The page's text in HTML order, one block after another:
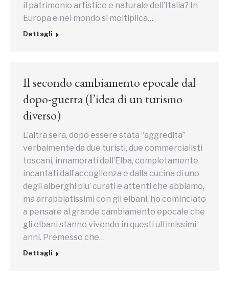
il patrimonio artistico e naturale dell’Italia? In
Europa e nel mondo si moltiplica…
Dettagli
Il secondo cambiamento epocale dal
dopo-guerra (l’idea di un turismo
diverso)
L’altra sera, dopo essere stata “aggredita”
verbalmente da due turisti, due commercialisti
toscani, innamorati dell’Elba, completamente
incantati dall’accoglienza e dalla cucina di uno
degli alberghi piu’ curati e attenti che abbiamo,
ma arrabbiatissimi con gli elbani, ho cominciato
a pensare al grande cambiamento epocale che
gli elbani stanno vivendo in questi ultimissimi
anni. Premesso che…
Dettagli